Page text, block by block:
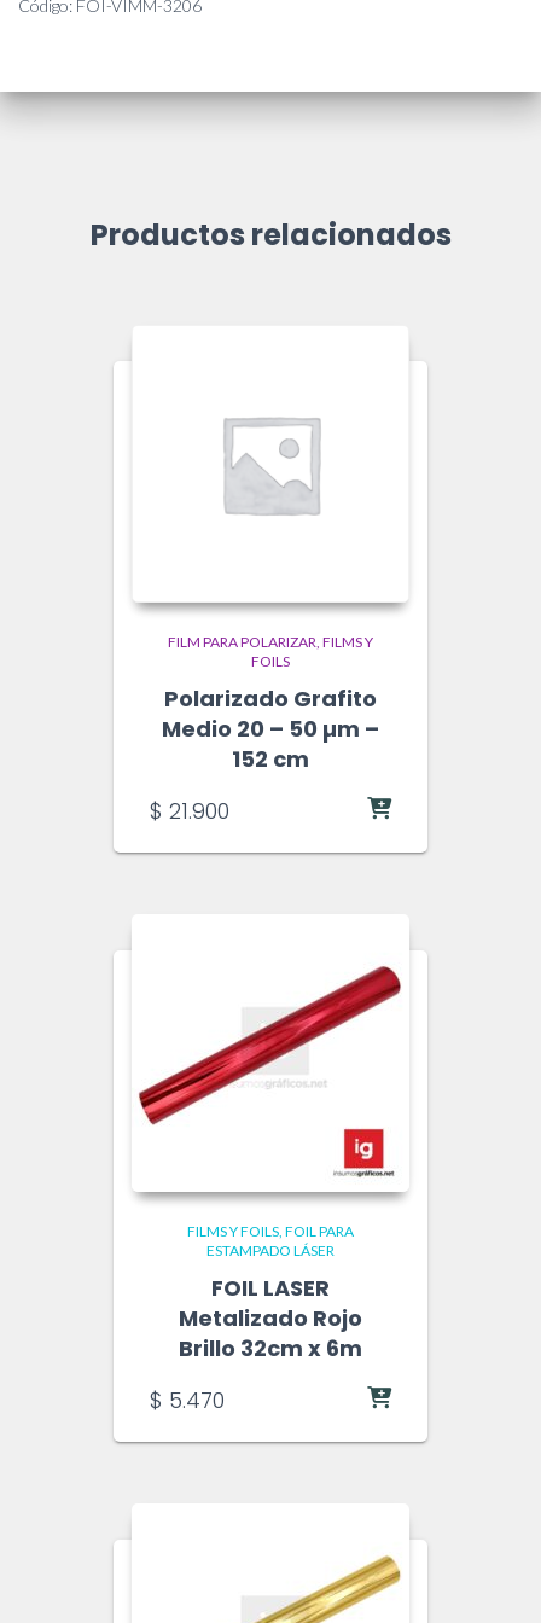
Código: FOI-VIMM-3206
Productos relacionados
FILM PARA POLARIZAR FILMS Y
FOILS
Polarizado Grafito
Medio 20 – 50 µm –
152 cm
$ 21.900
FILMS Y FOILS FOIL PARA
ESTAMPADO LÁSER
FOIL LASER
Metalizado Rojo
Brillo 32cm x 6m
$ 5.470